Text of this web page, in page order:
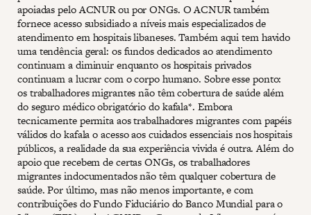
apoiadas pelo ACNUR ou por ONGs. O ACNUR também
fornece acesso subsidiado a níveis mais especializados de
atendimento em hospitais libaneses. Também aqui tem havido
uma tendência geral: os fundos dedicados ao atendimento
continuam a diminuir enquanto os hospitais privados
continuam a lucrar com o corpo humano. Sobre esse ponto:
os trabalhadores migrantes não têm cobertura de saúde além
do seguro médico obrigatório do kafala*. Embora
tecnicamente permita aos trabalhadores migrantes com papéis
válidos do kafala o acesso aos cuidados essenciais nos hospitais
públicos, a realidade da sua experiência vivida é outra. Além do
apoio que recebem de certas ONGs, os trabalhadores
migrantes indocumentados não têm qualquer cobertura de
saúde. Por último, mas não menos importante, e com
contribuições do Fundo Fiduciário do Banco Mundial para o